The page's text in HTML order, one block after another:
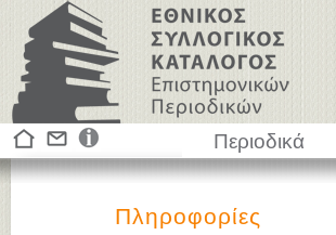
Περιοδικά
Πληροφορίες